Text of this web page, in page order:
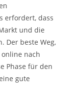
erfordert, dass
und die
Der beste Weg,
nach
Phase für den
gute